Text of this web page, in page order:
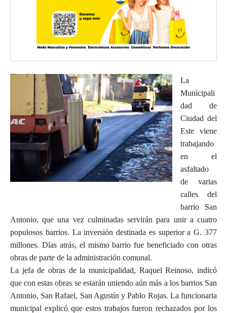
La
Municipali
dad de
Ciudad del
Este viene
trabajando
en el
asfaltado
de varias
calles del
barrio San
Antonio, que una vez culminadas servirán para unir a cuatro
populosos barrios. La inversión destinada es superior a G. 377
millones. Días atrás, el mismo barrio fue beneficiado con otras
obras de parte de la administración comunal.
La jefa de obras de la municipalidad, Raquel Reinoso, indicó
que con estas obras se estarán uniendo aún más a los barrios San
Antonio, San Rafael, San Agustín y Pablo Rojas. La funcionaria
municipal explicó que estos trabajos fueron rechazados por los